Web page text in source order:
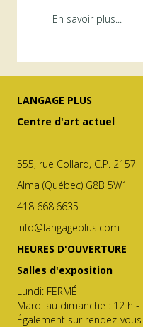
ArAMiS
En savoir plus...
LANGAGE PLUS
Centre d'art actuel
555, rue Collard, C.P. 2157
Alma (Québec) G8B 5W1
418 668.6635
info@langageplus.com
HEURES D'OUVERTURE
Salles d'exposition
Lundi: FERMÉ
Mardi au dimanche : 12 h -
Également sur rendez-vous